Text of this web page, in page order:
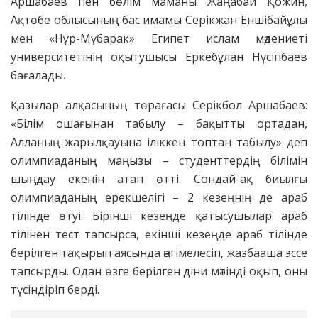
Ақтөбе облысының бас имамы Серікжан Еншібайұлы
мен «Нұр-Мүбарак» Египет ислам мәдениеті
университетінің оқытушысы Еркебұлан Нүсіпбаев
бағалады.
Қазылар алқасының төрағасы Серікбол Аршабаев:
«Білім ошағынан табылу – бақытты ортадан,
Алланың жарылқауына іліккен топтан табылу» деп
олимпиаданың маңызы – студенттердің білімін
шыңдау екенін атап өтті. Сондай-ақ биылғы
олимпиаданың ерекшелігі – 2 кезеңнің де араб
тілінде өтуі. Бірінші кезеңде қатысушылар араб
тілінен тест тапсырса, екінші кезеңде араб тілінде
берілген тақырып аясында әңгімелесіп, жазбааша эссе
тапсырды. Одан өзге берілген діни мәтінді оқып, оны
түсіндіріп берді.